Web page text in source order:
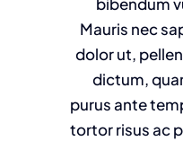
Mauris nec
dolor ut,
dictum,
purus ante
tortor risus ac